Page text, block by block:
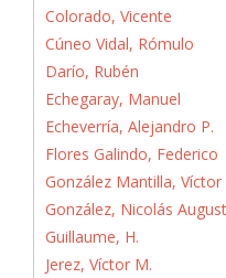
Colorado, Vicente
Cúneo Vidal, Rómulo
Darío, Rubén
Echegaray, Manuel
Echeverría, Alejandro P.
Flores Galindo, Federico
González Mantilla, Víctor
González, Nicolás
Guillaume, H.
Jerez, Víctor M.